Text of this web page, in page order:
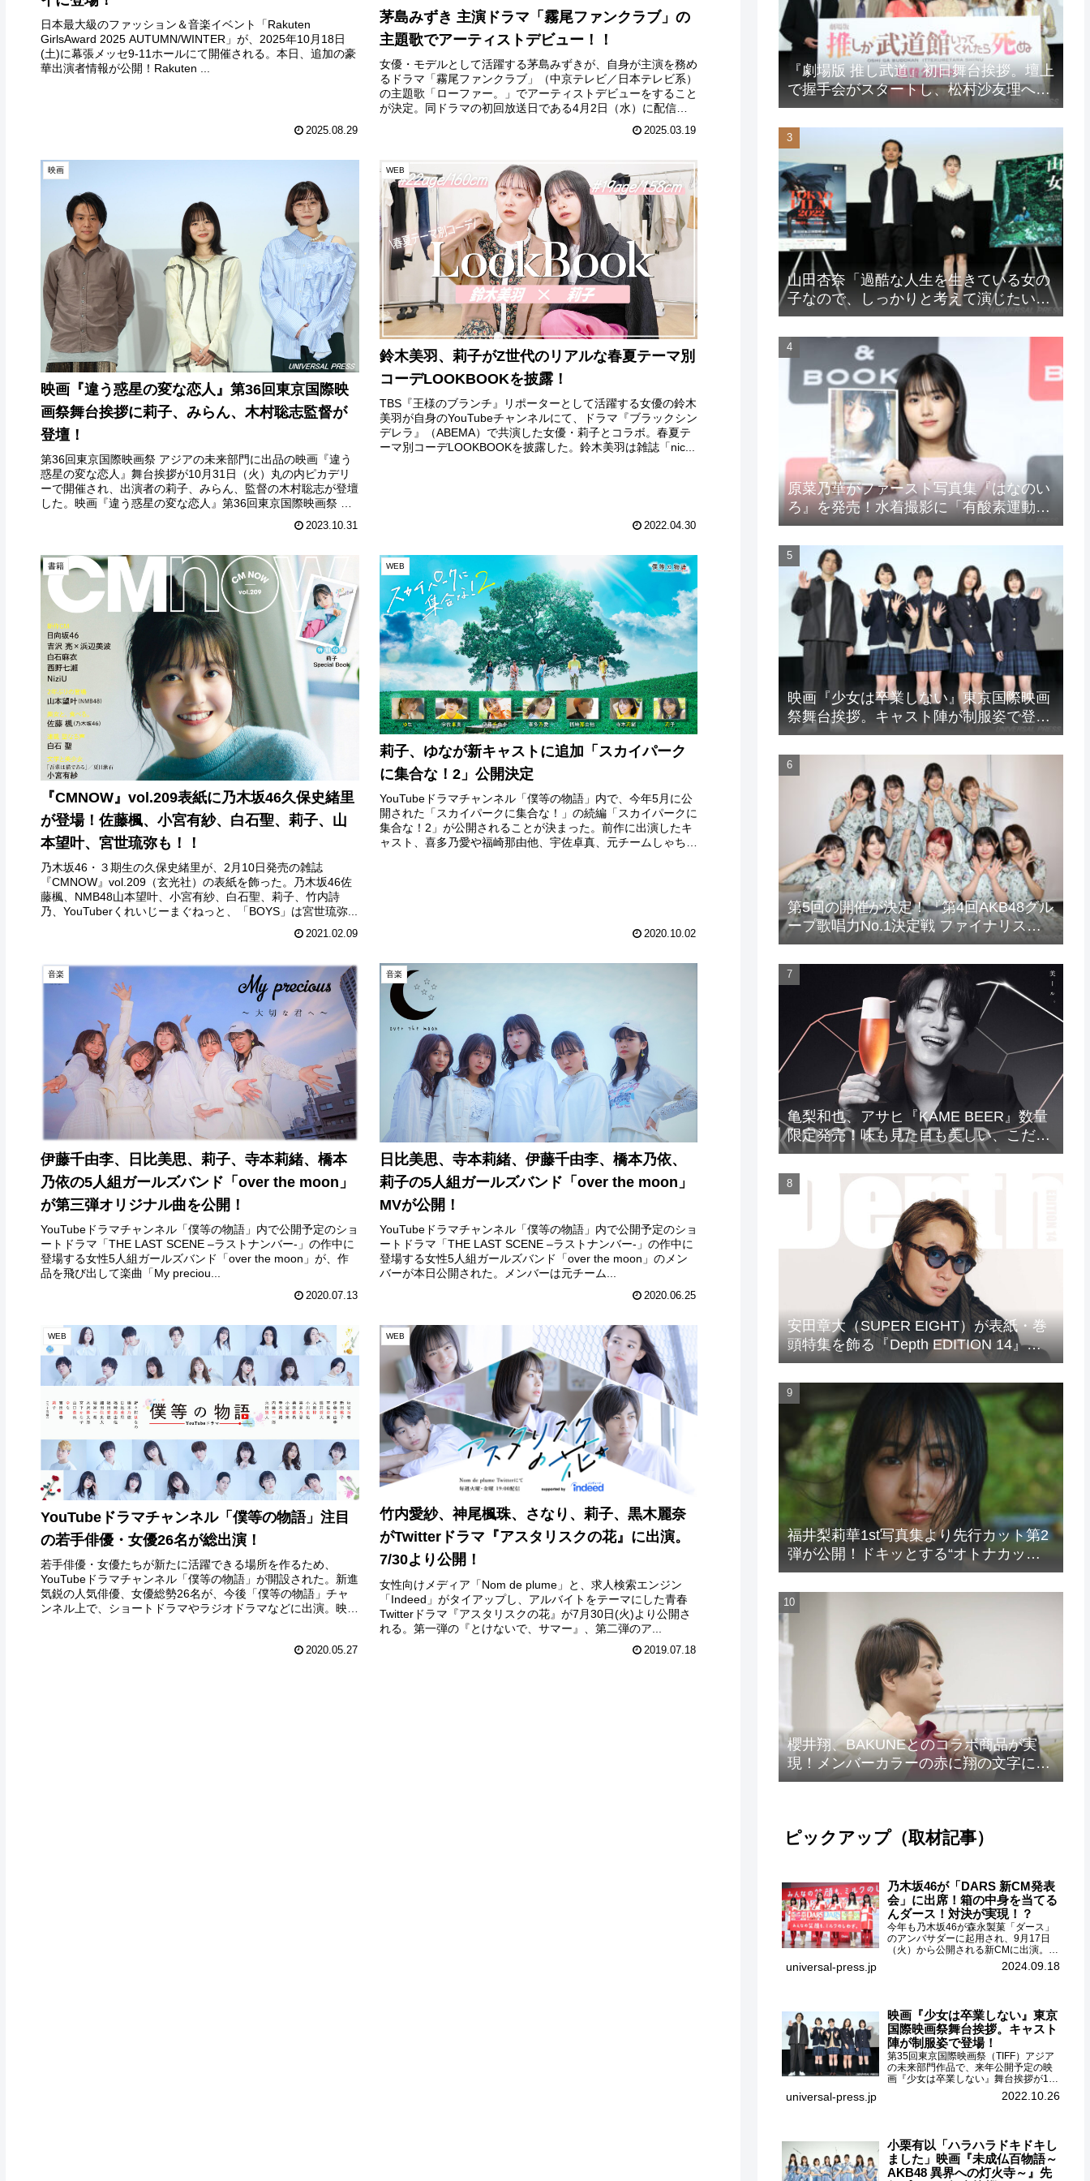
日本最大級のファッション＆音楽イベント「Rakuten
GirlsAward 2025 AUTUMN/WINTER」が、2025年10月18日
(土)に幕張メッセ9-11ホールにて開催される。本日、追加の豪
華出演者情報が公開！Rakuten ...
2025.08.29
茅島みずき 主演ドラマ「霧尾ファンクラブ」の
主題歌でアーティストデビュー！！
女優・モデルとして活躍する茅島みずきが、自身が主演を務め
るドラマ「霧尾ファンクラブ」（中京テレビ／日本テレビ系）
の主題歌「ローファー。」でアーティストデビューをすること
が決定。同ドラマの初回放送日である4月2日（水）に配信が
2025.03.19
映画
映画『違う惑星の変な恋人』第36回東京国際映
画祭舞台挨拶に莉子、みらん、木村聡志監督が
登壇！
第36回東京国際映画祭 アジアの未来部門に出品の映画『違う
惑星の変な恋人』舞台挨拶が10月31日（火）丸の内ピカデリ
ーで開催され、出演者の莉子、みらん、監督の木村聡志が登壇
した。映画『違う惑星の変な恋人』第36回東京国際映画祭 舞
2023.10.31
WEB
鈴木美羽、莉子がZ世代のリアルな春夏テーマ別
コーデLOOKBOOKを披露！
TBS『王様のブランチ』リポーターとして活躍する女優の鈴木
美羽が自身のYouTubeチャンネルにて、ドラマ『ブラックシン
デレラ』（ABEMA）で共演した女優・莉子とコラボ。春夏テ
ーマ別コーデLOOKBOOKを披露した。鈴木美羽は雑誌「nic...
2022.04.30
書籍
『CMNOW』vol.209表紙に乃木坂46久保史緒里
が登場！佐藤楓、小宮有紗、白石聖、莉子、山
本望叶、宮世琉弥も！！
乃木坂46・３期生の久保史緒里が、2月10日発売の雑誌
『CMNOW』vol.209（玄光社）の表紙を飾った。乃木坂46佐
藤楓、NMB48山本望叶、小宮有紗、白石聖、莉子、竹内詩
乃、YouTuberくれいじーまぐねっと、「BOYS」は宮世琉弥...
2021.02.09
WEB
莉子、ゆなが新キャストに追加「スカイパーク
に集合な！2」公開決定
YouTubeドラマチャンネル「僕等の物語」内で、今年5月に公
開された「スカイパークに集合な！」の続編「スカイパークに
集合な！2」が公開されることが決まった。前作に出演したキ
ャスト、喜多乃愛や福崎那由他、宇佐卓真、元チームしゃちほ
2020.10.02
音楽
伊藤千由李、日比美思、莉子、寺本莉緒、橋本
乃依の5人組ガールズバンド「over the moon」
が第三弾オリジナル曲を公開！
YouTubeドラマチャンネル「僕等の物語」内で公開予定のショ
ートドラマ「THE LAST SCENE –ラストナンバー-」の作中に
登場する女性5人組ガールズバンド「over the moon」が、作
品を飛び出して楽曲「My preciou...
2020.07.13
音楽
日比美思、寺本莉緒、伊藤千由李、橋本乃依、
莉子の5人組ガールズバンド「over the moon」
MVが公開！
YouTubeドラマチャンネル「僕等の物語」内で公開予定のショ
ートドラマ「THE LAST SCENE –ラストナンバー-」の作中に
登場する女性5人組ガールズバンド「over the moon」のメン
バーが本日公開された。メンバーは元チーム...
2020.06.25
WEB
YouTubeドラマチャンネル「僕等の物語」注目
の若手俳優・女優26名が総出演！
若手俳優・女優たちが新たに活躍できる場所を作るため、
YouTubeドラマチャンネル「僕等の物語」が開設された。新進
気鋭の人気俳優、女優総勢26名が、今後「僕等の物語」チャ
ンネル上で、ショートドラマやラジオドラマなどに出演。映画
2020.05.27
WEB
竹内愛紗、神尾楓珠、さなり、莉子、黒木麗奈
がTwitterドラマ『アスタリスクの花』に出演。
7/30より公開！
女性向けメディア「Nom de plume」と、求人検索エンジン
「Indeed」がタイアップし、アルバイトをテーマにした青春
Twitterドラマ『アスタリスクの花』が7月30日(火)より公開さ
れる。第一弾の『とけないで、サマー』、第二弾のア...
2019.07.18
『劇場版 推し武道』初日舞台挨拶。壇上
で握手会がスタートし、松村沙友理への
想いをアピール！？
山田杏奈「過酷な人生を生きている女の
子なので、しっかりと考えて演じたいな
と」映画『山女』東京国際映画祭Q&A
原菜乃華がファースト写真集『はなのい
ろ』を発売！水着撮影に「有酸素運動と
筋トレを頑張りました」
映画『少女は卒業しない』東京国際映画
祭舞台挨拶。キャスト陣が制服姿で登
場！
第5回の開催が決定！『第4回AKB48グル
ープ歌唱力No.1決定戦 ファイナリスト
LIVE』
亀梨和也、アサヒ『KAME BEER』数量
限定発売！味も見た目も美しい、こだわ
りのビールがついに完成
安田章大（SUPER EIGHT）が表紙・巻
頭特集を飾る『Depth EDITION 14』が
発売！
福井梨莉華1st写真集より先行カット第2
弾が公開！ドキッとする“オトナカッ
ト”が解禁！
櫻井翔、BAKUNEとのコラボ商品が実
現！メンバーカラーの赤に翔の文字に着
想を得たデザイン
ピックアップ（取材記事）
乃木坂46が「DARS 新CM発表
会」に出席！箱の中身を当てる
んダース！対決が実現！？
今年も乃木坂46が森永製菓「ダース」
のアンバサダーに起用され、9月17日
（火）から公開される新CMに出演。
CMに出演するメンバーの中から岩本蓮
加、梅澤美波、遠藤さくら、賀喜遥
universal-press.jp 2024.09.18
映画『少女は卒業しない』東京
国際映画祭舞台挨拶。キャスト
陣が制服姿で登場！
第35回東京国際映画祭（TIFF）アジア
の未来部門作品で、来年公開予定の映
画『少女は卒業しない』舞台挨拶が10
月26日（水）丸の内ピカデリーで開催
され、出演者の河合優実、小野莉奈、
universal-press.jp 2022.10.26
小栗有以「ハラハラドキドキし
ました」映画『未成仏百物語～
AKB48 異界への灯火寺～』先